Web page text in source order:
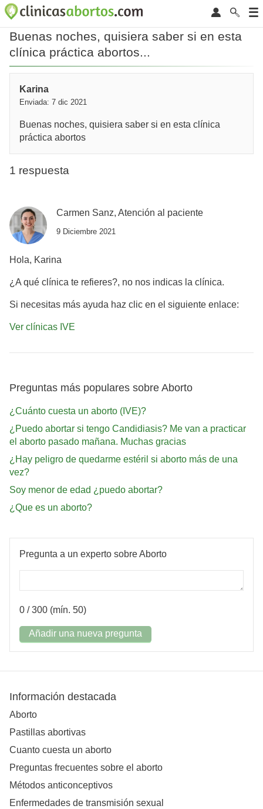
Buenas noches, quisiera saber si en esta
clínica práctica abortos...
Karina
Enviada: 7 dic 2021
Buenas noches, quisiera saber si en esta clínica
práctica abortos
1 respuesta
Carmen Sanz, Atención al paciente
9 Diciembre 2021
Hola, Karina
¿A qué clínica te refieres?, no nos indicas la clínica.
Si necesitas más ayuda haz clic en el siguiente enlace:
Ver clínicas IVE
Preguntas más populares sobre Aborto
¿Cuánto cuesta un aborto (IVE)?
¿Puedo abortar si tengo Candidiasis? Me van a practicar
el aborto pasado mañana. Muchas gracias
¿Hay peligro de quedarme estéril si aborto más de una
vez?
Soy menor de edad ¿puedo abortar?
¿Que es un aborto?
Pregunta a un experto sobre Aborto
0 / 300 (mín. 50)
Añadir una nueva pregunta
Información destacada
Aborto
Pastillas abortivas
Cuanto cuesta un aborto
Preguntas frecuentes sobre el aborto
Métodos anticonceptivos
Enfermedades de transmisión sexual